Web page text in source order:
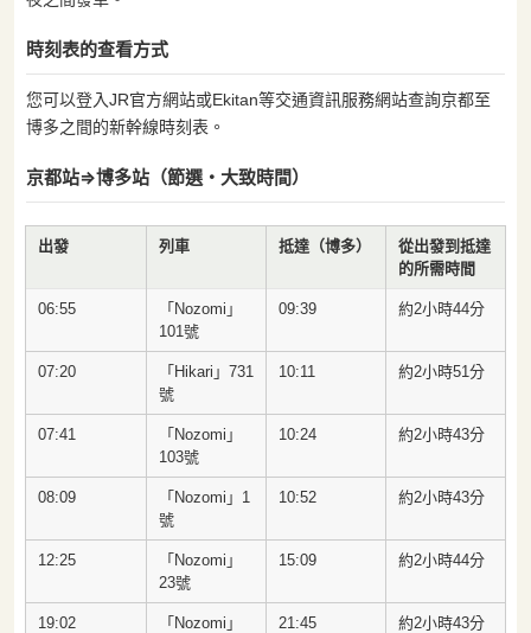
時刻表的查看方式
您可以登入JR官方網站或Ekitan等交通資訊服務網站查詢京都至
博多之間的新幹線時刻表。
京都站⇒博多站（節選・大致時間）
出發 列車 抵達（博多）
從出發到抵達
的所需時間
06:55
「Nozomi」
101號
09:39 約2小時44分
07:20
「Hikari」731
號
10:11 約2小時51分
07:41
「Nozomi」
103號
10:24 約2小時43分
08:09
「Nozomi」1
號
10:52 約2小時43分
12:25
「Nozomi」
23號
15:09 約2小時44分
19:02
「Nozomi」
21:45 約2小時43分